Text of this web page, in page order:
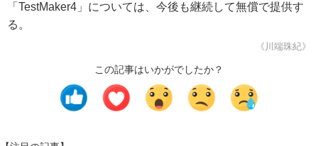
「TestMaker4」については、今後も継続して無償で提供す
る。
《川端珠紀》
この記事はいかがでしたか？